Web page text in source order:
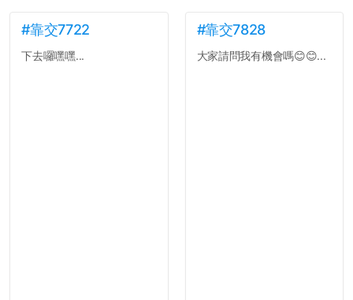
#靠交7722
下去囉嘿嘿...
#靠交7828
大家請問我有機會嗎😊😊...